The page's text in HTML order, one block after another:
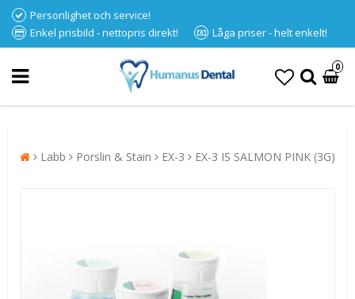
Personlighet och service!
Enkel prisbild - nettopris direkt!
Låga priser - helt enkelt!
0
Labb Porslin & Stain EX-3 EX-3 IS SALMON PINK (3G)